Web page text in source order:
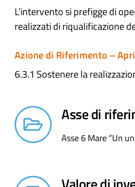
L’intervento si prefigge di
realizzati di riqualificazione
Azione di Riferimento –
6.3.1 Sostenere la
Asse di
Asse 6 Mare “Un